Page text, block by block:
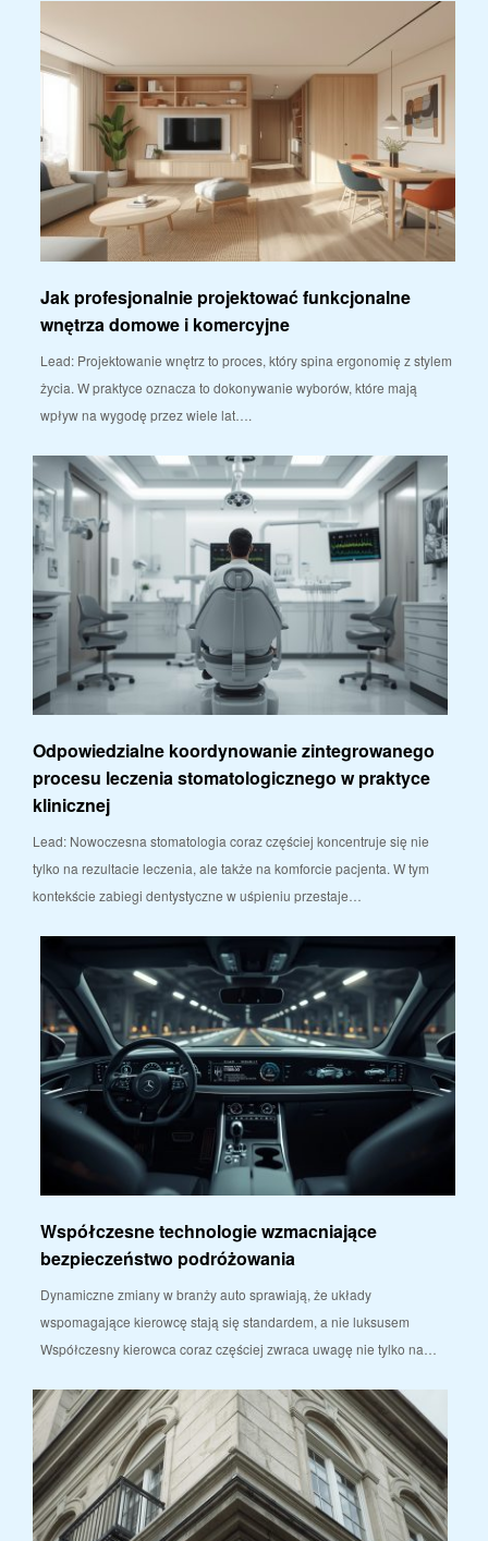
Jak profesjonalnie projektować funkcjonalne
wnętrza domowe i komercyjne
Lead: Projektowanie wnętrz to proces, który spina ergonomię z stylem
życia. W praktyce oznacza to dokonywanie wyborów, które mają
wpływ na wygodę przez wiele lat….
Odpowiedzialne koordynowanie zintegrowanego
procesu leczenia stomatologicznego w praktyce
klinicznej
Lead: Nowoczesna stomatologia coraz częściej koncentruje się nie
tylko na rezultacie leczenia, ale także na komforcie pacjenta. W tym
kontekście zabiegi dentystyczne w uśpieniu przestaje…
Współczesne technologie wzmacniające
bezpieczeństwo podróżowania
Dynamiczne zmiany w branży auto sprawiają, że układy
wspomagające kierowcę stają się standardem, a nie luksusem
Współczesny kierowca coraz częściej zwraca uwagę nie tylko na…